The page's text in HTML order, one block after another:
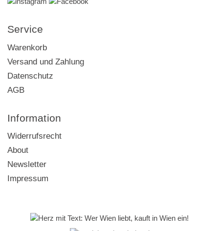
Service
Warenkorb
Versand und Zahlung
Datenschutz
AGB
Information
Widerrufsrecht
About
Newsletter
Impressum